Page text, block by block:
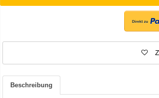
Beschreibung